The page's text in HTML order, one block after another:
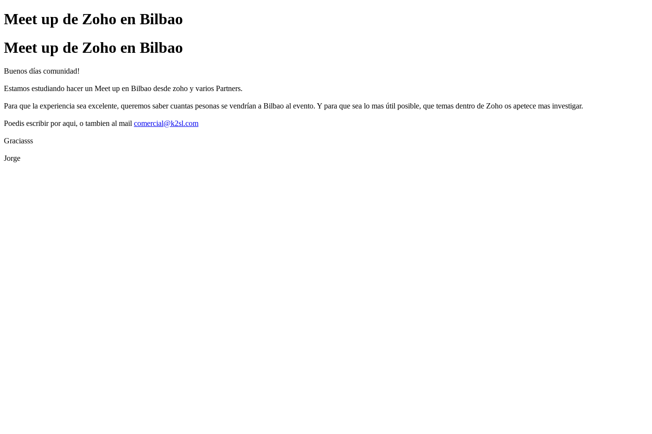
Meet up de Zoho en Bilbao
Meet up de Zoho en Bilbao
Buenos días comunidad!
Estamos estudiando hacer un Meet up en Bilbao desde zoho y varios Partners.
Para que la experiencia sea excelente, queremos saber cuantas pesonas se vendrían a Bilbao al evento. Y para que sea lo mas útil posible, que temas dentro de Zoho os apetece mas investigar.
Poedis escribir por aqui, o tambien al mail comercial@k2sl.com
Graciasss
Jorge